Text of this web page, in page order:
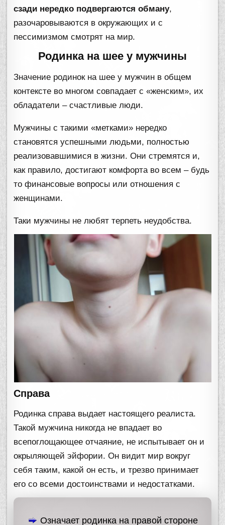
сзади нередко подвергаются обману,
разочаровываются в окружающих и с
пессимизмом смотрят на мир.
Родинка на шее у мужчины
Значение родинок на шее у мужчин в общем
контексте во многом совпадает с «женским», их
обладатели – счастливые люди.
Мужчины с такими «метками» нередко
становятся успешными людьми, полностью
реализовавшимися в жизни. Они стремятся и,
как правило, достигают комфорта во всем – будь
то финансовые вопросы или отношения с
женщинами.
Таки мужчины не любят терпеть неудобства.
Справа
Родинка справа выдает настоящего реалиста.
Такой мужчина никогда не впадает во
всепоглощающее отчаяние, не испытывает он и
окрыляющей эйфории. Он видит мир вокруг
себя таким, какой он есть, и трезво принимает
его со всеми достоинствами и недостатками.
Означает родинка на правой стороне